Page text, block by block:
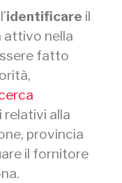
identificare il
nella
fatto
relativi alla
provincia
il fornitore